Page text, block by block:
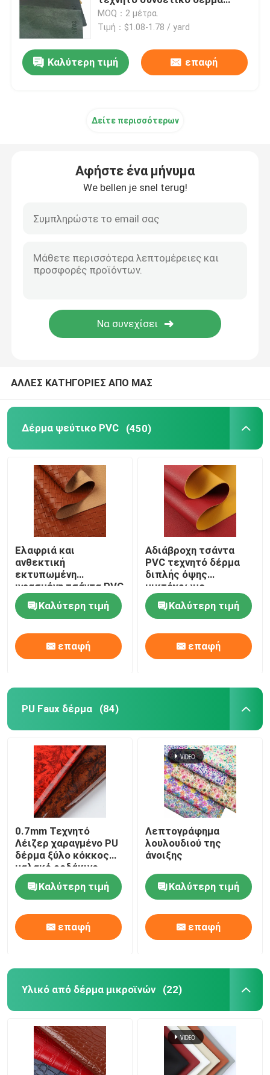
Δέρμα συσκευασίας
Υφάσματα από δέρμα από σιλικόνη
καρέκλα καναπέ τσάντα
αυτοκινήτου ζώνη ασφαλείας
MOQ：2 μέτρα.
Τιμή：$1.08-1.78 / yard
Καλύτερη τιμή επαφή
Δείτε περισσότερων
Αφήστε ένα μήνυμα
We bellen je snel terug!
ΑΛΛΕΣ ΚΑΤΗΓΟΡΙΕΣ ΑΠΟ ΜΑΣ
Δέρμα ψεύτικο PVC (450)
Ελαφριά και
ανθεκτική
εκτυπωμένη
υφασμένη τσάντα PVC
πλαστό δερμάτινο
ύφασμαΚαλύτερη τιμή
επαφή
Αδιάβροχη τσάντα
PVC τεχνητό δέρμα
διπλής όψης
μικτόχρωμο
Καλύτερη τιμή
επαφή
PU Faux δέρμα (84)
0.7mm Τεχνητό
Λέιζερ χαραγμένο PU
δέρμα ξύλο κόκκος
μαλακό ροδάκινο
Καλύτερη τιμή
επαφή
Λεπτογράφημα
λουλουδιού της
άνοιξης
Καλύτερη τιμή
επαφή
Υλικό από δέρμα μικροϊνών (22)